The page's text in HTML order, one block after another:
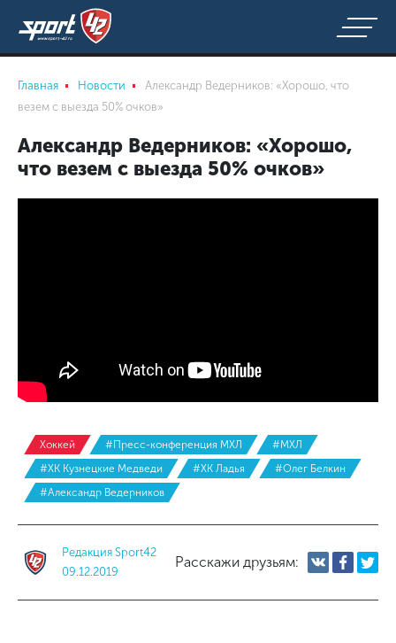
Главная Новости
Александр Ведерников: «Хорошо, что
везем с выезда 50% очков»
Александр Ведерников: «Хорошо,
что везем с выезда 50% очков»
Хоккей #Пресс-конференция МХЛ
#МХЛ
#ХК Кузнецкие Медведи
#ХК Ладья
#Олег Белкин
#Александр Ведерников
Редакция Sport42
09.12.2019
Расскажи друзьям: